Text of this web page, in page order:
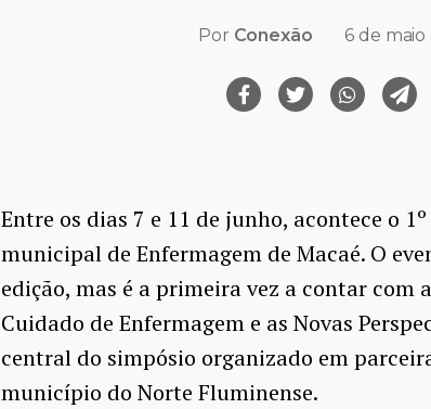
Por Conexão 6 de maio
Entre os dias 7 e 11 de junho, acontece o
municipal de Enfermagem de Macaé. O
edição, mas é a primeira vez a contar com
Cuidado de Enfermagem e as Novas
central do simpósio organizado em
município do Norte Fluminense.